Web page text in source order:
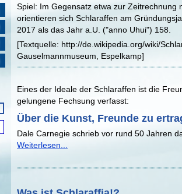
Spiel: Im Gegensatz etwa zur Zeitrechnung
orientieren sich Schlaraffen am
2017 als das Jahr a.U. ("anno Uhui") 158.
[Textquelle: http://de.wikipedia.org/wiki/
Gauselmannmuseum, Espelkamp]
Eines der Ideale der Schlaraffen ist die
gelungene Fechsung verfasst:
Über die Kunst, Freunde zu
Dale Carnegie schrieb vor rund 50 Jahren
Weiterlesen...